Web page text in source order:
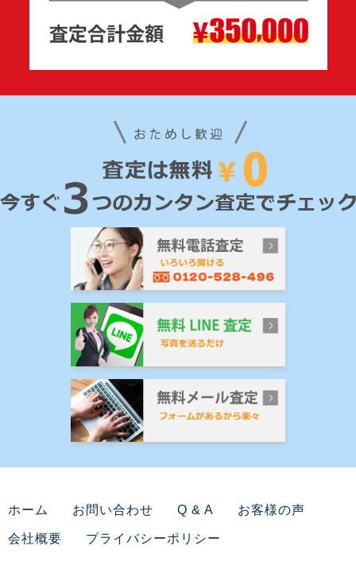
ホーム お問い合わせ Q & A お客様の声
会社概要 プライバシーポリシー